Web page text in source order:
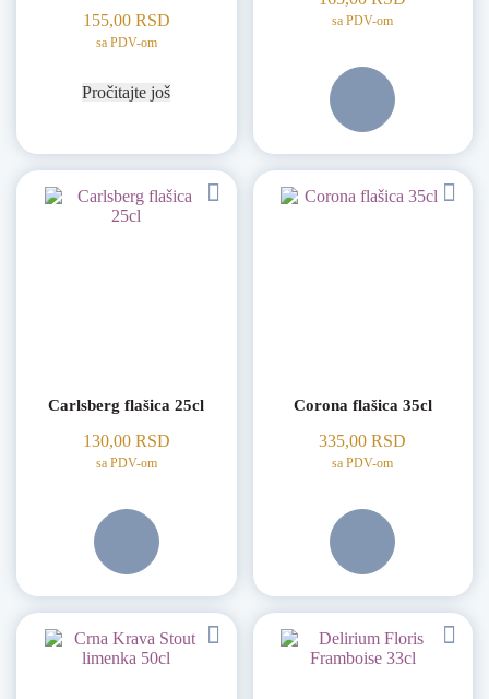
155,00 RSD
sa PDV-om
Pročitajte još
sa PDV-om
Carlsberg flašica 25cl
130,00 RSD
sa PDV-om
Corona flašica 35cl
335,00RSD
sa PDV-om